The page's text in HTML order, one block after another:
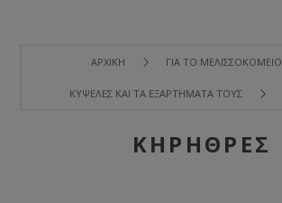
ΑΡΧΙΚΉ ΓΙΑ ΤΟ ΜΕΛΙΣΣΟΚΟΜΕΊΟ
ΚΥΨΈΛΕΣ ΚΑΙ ΤΑ ΕΞΑΡΤΉΜΑΤΑ ΤΟΥΣ
ΚΗΡΉΘΡΕΣ